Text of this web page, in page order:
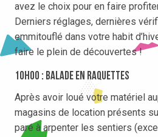
avez le choix pour en faire
Derniers réglages, dernières
emmitouflé dans votre habit
faire le plein de découvertes !
10h00 : Balade en raquettes
Après avoir loué votre matériel
magasins de location présents
paré à arpenter les sentiers